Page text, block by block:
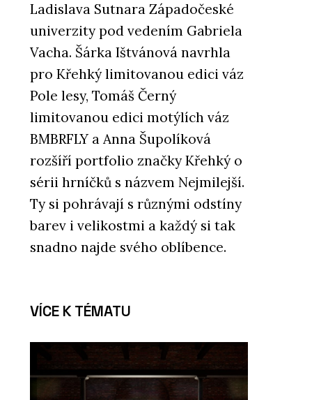
Ladislava Sutnara Západočeské
univerzity pod vedením Gabriela
Vacha. Šárka Ištvánová navrhla
pro Křehký limitovanou edici váz
Pole lesy, Tomáš Černý
limitovanou edici motýlích váz
BMBRFLY a Anna Šupolíková
rozšíří portfolio značky Křehký o
sérii hrníčků s názvem Nejmilejší.
Ty si pohrávají s různými odstíny
barev i velikostmi a každý si tak
snadno najde svého oblíbence.
VÍCE K TÉMATU